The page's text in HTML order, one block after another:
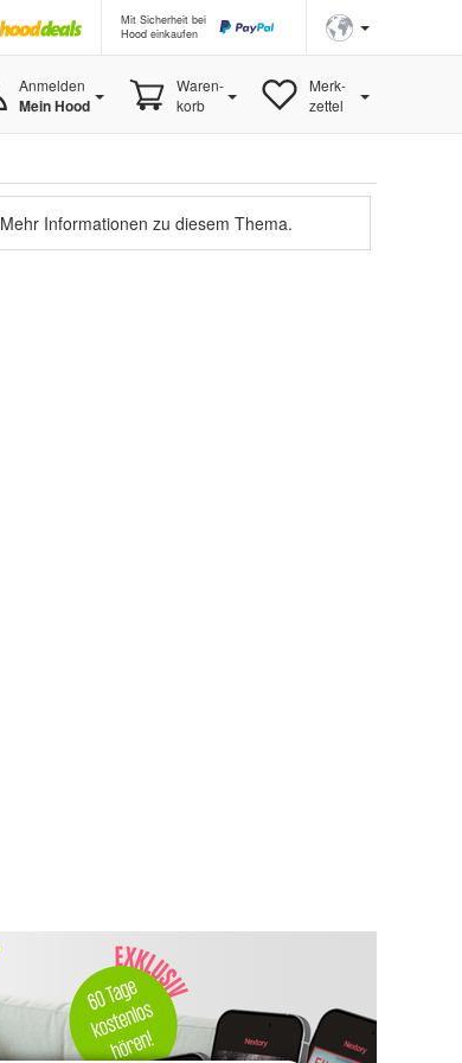
Mit Sicherheit bei
Hood einkaufen
Anmelden
Mein Hood
Waren-
korb
Merk-
zettel
Mehr Informationen zu diesem Thema.